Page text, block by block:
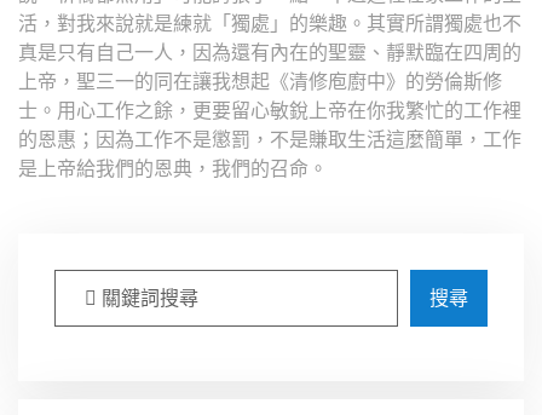
活，對我來說就是練就「獨處」的樂趣。其實所謂獨處也不
真是只有自己一人，因為還有內在的聖靈、靜默臨在四周的
上帝，聖三一的同在讓我想起《清修庖廚中》的勞倫斯修
士。用心工作之餘，更要留心敏銳上帝在你我繁忙的工作裡
的恩惠；因為工作不是懲罰，不是賺取生活這麼簡單，工作
是上帝給我們的恩典，我們的召命。
搜尋